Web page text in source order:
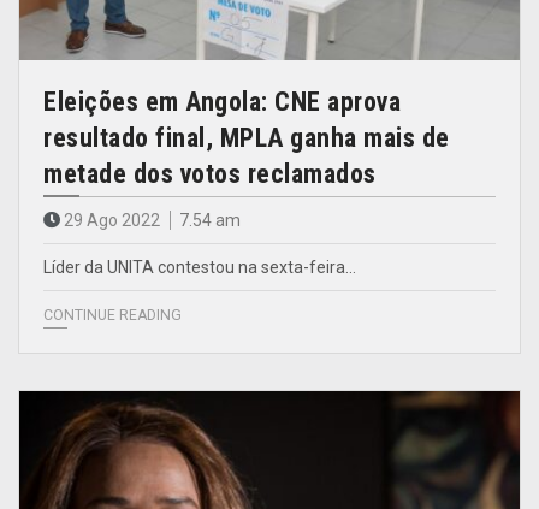
Eleições em Angola: CNE aprova
resultado final, MPLA ganha mais de
metade dos votos reclamados
29 Ago 2022 7.54 am
Líder da UNITA contestou na sexta-feira…
CONTINUE READING